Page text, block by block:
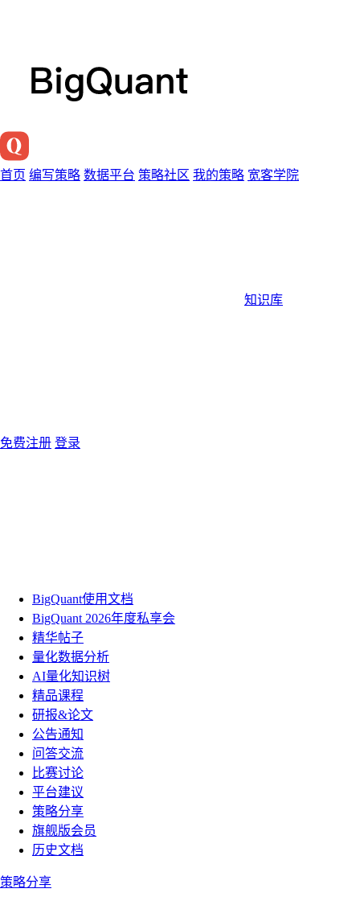
首页 编写策略 数据平台 策略社区 我的策略 宽客学院
知识库
免费注册 登录
BigQuant使用文档
BigQuant 2026年度私享会
精华帖子
量化数据分析
AI量化知识树
精品课程
研报&论文
公告通知
问答交流
比赛讨论
平台建议
策略分享
旗舰版会员
历史文档
策略分享